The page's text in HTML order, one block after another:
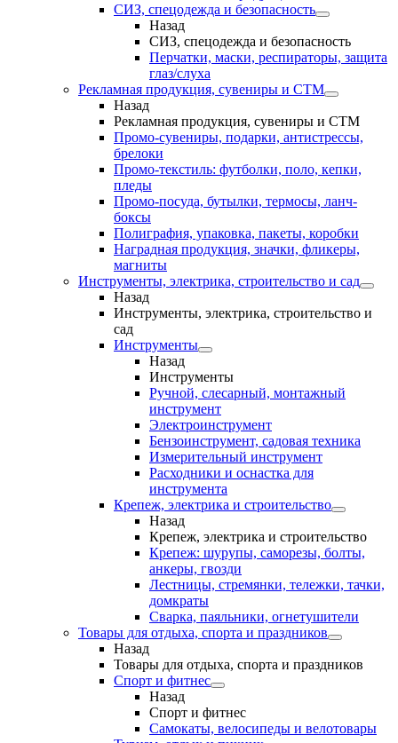
СИЗ, спецодежда и безопасность
Назад
СИЗ, спецодежда и безопасность
Перчатки, маски, респираторы, защита
глаз/слуха
Рекламная продукция, сувениры и СТМ
Назад
Рекламная продукция, сувениры и СТМ
Промо-сувениры, подарки, антистрессы,
брелоки
Промо-текстиль: футболки, поло, кепки,
пледы
Промо-посуда, бутылки, термосы, ланч-
боксы
Полиграфия, упаковка, пакеты, коробки
Наградная продукция, значки, фликеры,
магниты
Инструменты, электрика, строительство и сад
Назад
Инструменты, электрика, строительство и
сад
Инструменты
Назад
Инструменты
Ручной, слесарный, монтажный
инструмент
Электроинструмент
Бензоинструмент, садовая техника
Измерительный инструмент
Расходники и оснастка для
инструмента
Крепеж, электрика и строительство
Назад
Крепеж, электрика и строительство
Крепеж: шурупы, саморезы, болты,
анкеры, гвозди
Лестницы, стремянки, тележки, тачки,
домкраты
Сварка, паяльники, огнетушители
Товары для отдыха, спорта и праздников
Назад
Товары для отдыха, спорта и праздников
Спорт и фитнес
Назад
Спорт и фитнес
Самокаты, велосипеды и велотовары